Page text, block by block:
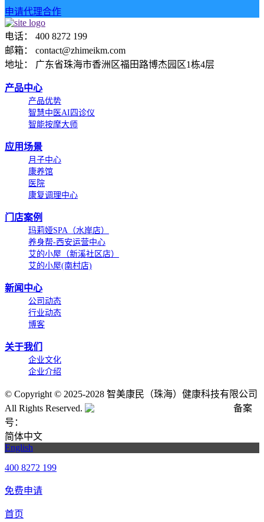
申请代理合作
电话： 400 8272 199
邮箱： contact@zhimeikm.com
地址： 广东省珠海市香洲区福田路博杰园区1栋4层
产品中心
产品优势
智慧中医AI四诊仪
智能按摩大师
应用场景
月子中心
康养馆
医院
康复调理中心
门店案例
玛莉娅SPA（水岸店）
养身帮-西安运营中心
艾的小屋（新溪社区店）
艾的小屋(南村店)
新闻中心
公司动态
行业动态
博客
关于我们
企业文化
企业介绍
© Copyright © 2025-2028 智美康民（珠海）健康科技有限公司
All Rights Reserved.
备案
号：
简体中文
English
400 8272 199
免费申请
首页